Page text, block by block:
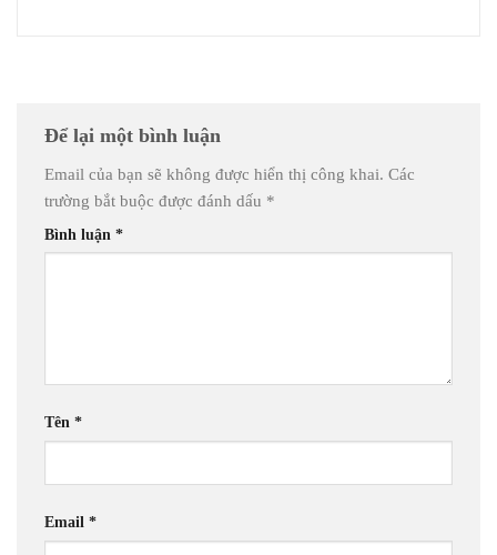
Để lại một bình luận
Email của bạn sẽ không được hiển thị công khai. Các
trường bắt buộc được đánh dấu *
Bình luận *
Tên *
Email *